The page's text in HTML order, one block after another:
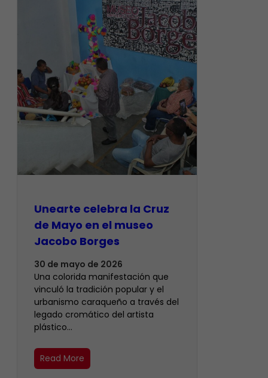
Unearte celebra la Cruz
de Mayo en el museo
Jacobo Borges
30 de mayo de 2026
Una colorida manifestación que
vinculó la tradición popular y el
urbanismo caraqueño a través del
legado cromático del artista
plástico…
Read More